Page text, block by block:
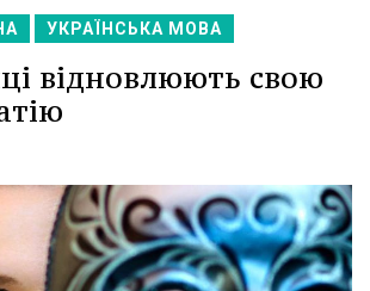
УКРАЇНСЬКА МОВА
відновлюють свою